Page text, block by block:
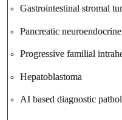
Gastrointestinal stromal
Pancreatic
Progressive familial
Hepatoblastoma
AI based diagnostic